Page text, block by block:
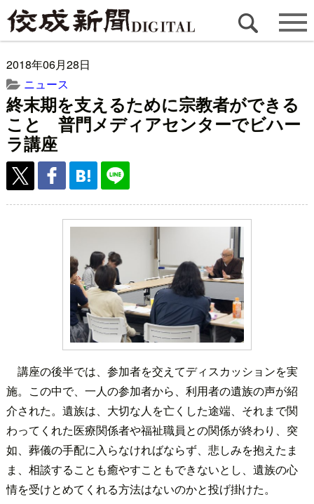
2018年06月28日
ニュース
終末期を支えるために宗教者ができる
こと 普門メディアセンターでビハー
ラ講座
講座の後半では、参加者を交えてディスカッションを実
施。この中で、一人の参加者から、利用者の遺族の声が紹
介された。遺族は、大切な人を亡くした途端、それまで関
わってくれた医療関係者や福祉職員との関係が終わり、突
如、葬儀の手配に入らなければならず、悲しみを抱えたま
ま、相談することも癒やすこともできないとし、遺族の心
情を受けとめてくれる方法はないのかと投げ掛けた。